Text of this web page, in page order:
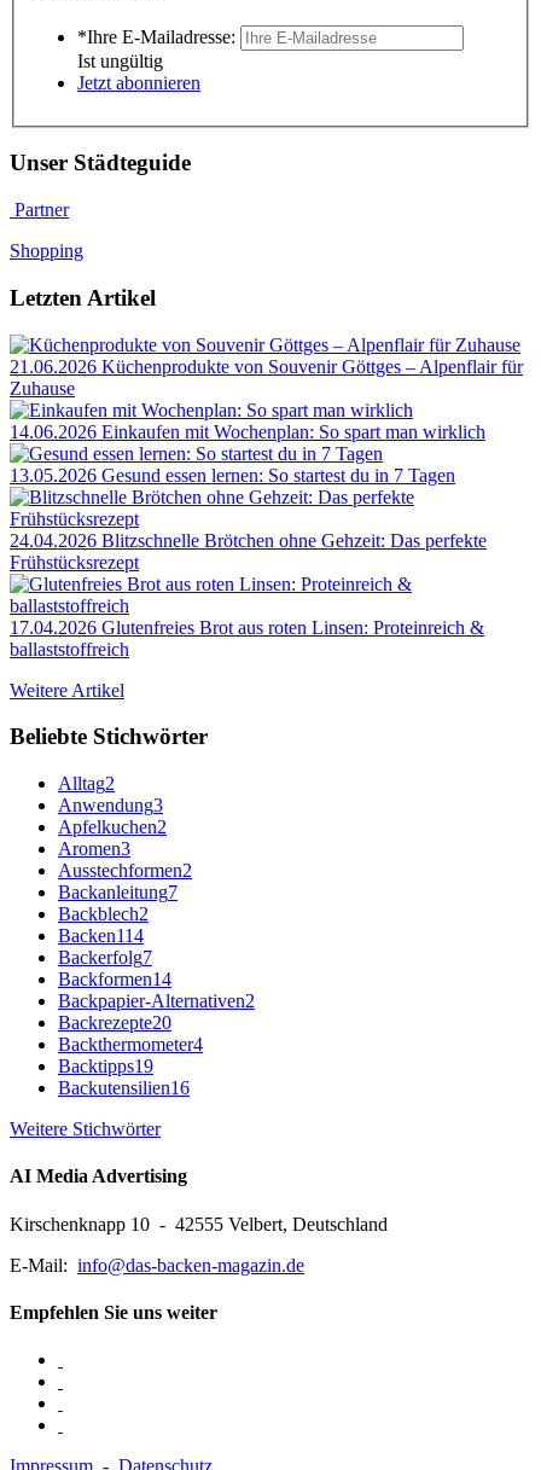
*Ihre E-Mailadresse:
Ist ungültig
Jetzt abonnieren
Unser Städteguide
Partner
Shopping
Letzten Artikel
21.06.2026 Küchenprodukte von Souvenir Göttges – Alpenflair für
Zuhause
14.06.2026 Einkaufen mit Wochenplan: So spart man wirklich
13.05.2026 Gesund essen lernen: So startest du in 7 Tagen
24.04.2026 Blitzschnelle Brötchen ohne Gehzeit: Das perfekte
Frühstücksrezept
17.04.2026 Glutenfreies Brot aus roten Linsen: Proteinreich &
ballaststoffreich
Weitere Artikel
Beliebte Stichwörter
Alltag2
Anwendung3
Apfelkuchen2
Aromen3
Ausstechformen2
Backanleitung7
Backblech2
Backen114
Backerfolg7
Backformen14
Backpapier-Alternativen2
Backrezepte20
Backthermometer4
Backtipps19
Backutensilien16
Weitere Stichwörter
AI Media Advertising
Kirschenknapp 10 - 42555 Velbert, Deutschland
E-Mail: info@das-backen-magazin.de
Empfehlen Sie uns weiter
Impressum - Datenschutz